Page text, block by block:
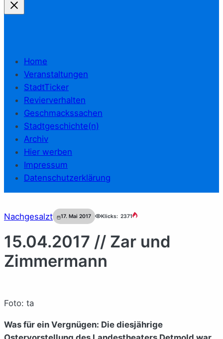
Home
Veranstaltungen
StadtTicker
Revierverhalten
Geschmackssachen
Stadtgeschichte(n)
Archiv
Hier werben
Impressum
Datenschutzerklärung
Nachgesalzt 17. Mai 2017 Klicks: 2371
15.04.2017 // Zar und
Zimmermann
Foto: ta
Was für ein Vergnügen: Die diesjährige